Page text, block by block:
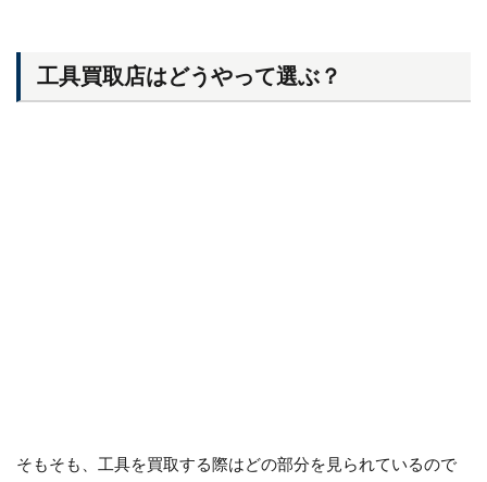
工具買取店はどうやって選ぶ？
そもそも、工具を買取する際はどの部分を見られているので